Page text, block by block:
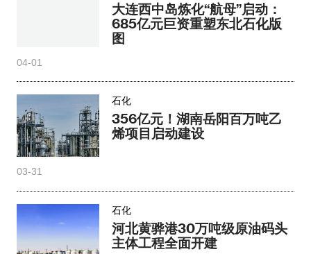
大连西中岛炼化“航母”启动：
685亿元巨资重塑东北石化版
图
04-01
石化
356亿元！湖南岳阳百万吨乙
烯项目启动建设
03-31
石化
河北黄骅港30万吨级原油码头
主体工程全面开建